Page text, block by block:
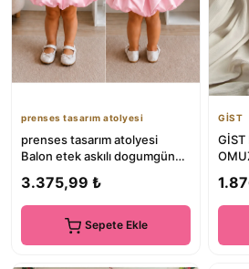
prenses tasarım atolyesi
prenses tasarım atolyesi
Balon etek askılı dogumgünü
3.375,99 ₺
Sepete Ekle
GİST
GİST